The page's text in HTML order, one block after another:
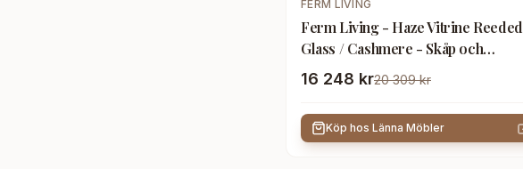
FERM LIVING
Ferm Living - Haze Vitrine Reeded
Glass / Cashmere - Skåp och
vitrinskåp - SAYS WHO -
16 248 kr20 309 kr
Köp hos Länna Möbler